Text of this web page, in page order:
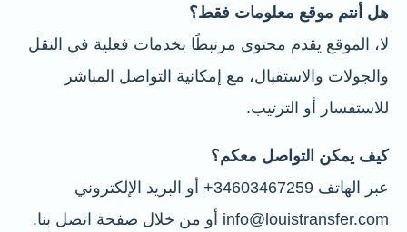
هل أنتم موقع معلومات فقط؟
لا، الموقع يقدم محتوى مرتبطًا بخدمات فعلية في النقل
والجولات والاستقبال، مع إمكانية التواصل المباشر
للاستفسار أو الترتيب.
كيف يمكن التواصل معكم؟
عبر الهاتف 34603467259+ أو البريد الإلكتروني
info@louistransfer.com أو من خلال صفحة اتصل بنا.